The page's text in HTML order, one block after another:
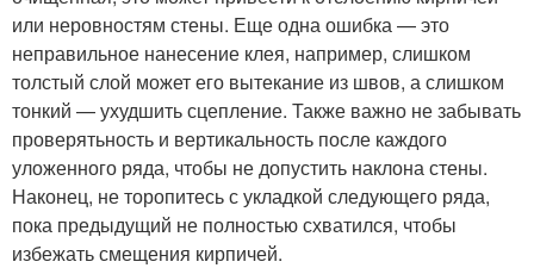
или неровностям стены. Еще одна ошибка — это
неправильное нанесение клея, например, слишком
толстый слой может его вытекание из швов, а слишком
тонкий — ухудшить сцепление. Также важно не забывать
проверятьность и вертикальность после каждого
уложенного ряда, чтобы не допустить наклона стены.
Наконец, не торопитесь с укладкой следующего ряда,
пока предыдущий не полностью схватился, чтобы
избежать смещения кирпичей.